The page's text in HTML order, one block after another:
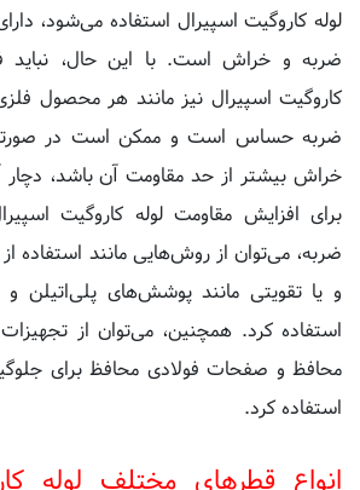
ضربه و خراش است. با این حال، نباید
کاروگیت اسپیرال نیز مانند هر محصول
ضربه حساس است و ممکن است در
خراش بیشتر از حد مقاومت آن باشد، دچار
برای افزایش مقاومت لوله کاروگیت
ضربه، می‌توان از روش‌هایی مانند
و یا تقویتی مانند پوشش‌های پلی‌اتیلن
استفاده کرد. همچنین، می‌توان از تجهیزات
محافظ و صفحات فولادی محافظ برای
استفاده کرد.
موجود در بازار کدام است؟